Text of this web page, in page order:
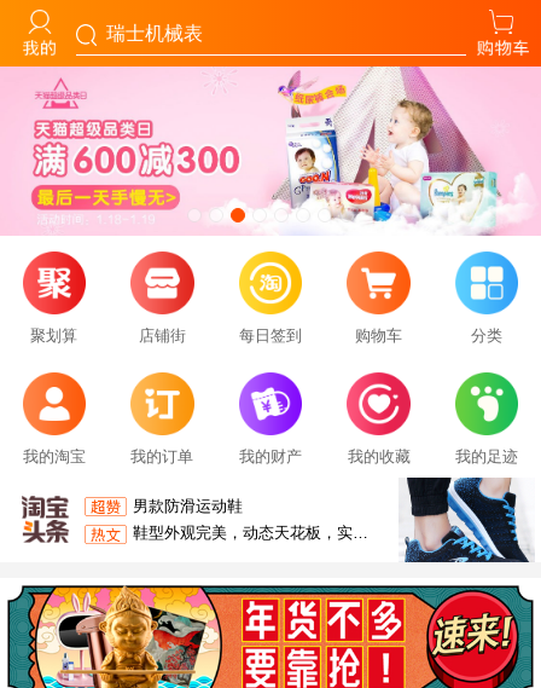
瑞士机械表
聚划算 店铺街 每日签到 购物车 分类
我的淘宝 我的订单 我的财产 我的收藏 我的足迹
蓝牙无线鼠标静音无声可充电款游戏电竞男女生
毫秒级响应，无线零延迟搭载行业顶尖无线传输技术，配合高性能主控芯片，实现原生回报率与微秒级信号传输。抗干扰算法加持，传输稳定性媲美有线，无论是游戏的瞬镜甩枪，还是的精准走位，都能同步手速、无拖泥带水，彻底消除无线延迟焦虑。旗舰硬件，硬核性能
2025最新款电竞鼠标
男款防滑运动鞋
鞋型外观完美，动态天花板，实战加强，包裹强，回弹好，还真优秀，鞋面采取透气不闷脚，减震摩擦有声音，适于各种人群防滑耐磨
毫秒级响应，无线零延迟搭载行业顶尖无线传输技术，配合高性能主控芯片，实现原生回报率与微秒级信号传输。抗干扰算法加持，传输稳定性媲美有线，无论是游戏的瞬镜甩枪，还是的精准走位，都能同步手速、无拖泥带水，彻底消除无线延迟焦虑。旗舰硬件，硬核性能
2025最新款电竞鼠标
多种颜色可选择炫酷发光男女通用适合上网办公打游戏等可选择有线或无线款静音电竞款鼠标使用顺滑不卡顿年最新款